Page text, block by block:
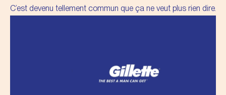
C’est devenu tellement commun que ça ne veut plus rien dire.